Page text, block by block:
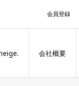
会員登録
会社概要